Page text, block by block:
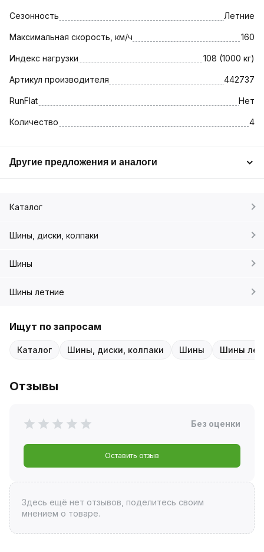
Сезонность Летние
Максимальная скорость, км/ч 160
Индекс нагрузки 108 (1000 кг)
Артикул производителя 442737
RunFlat Нет
Количество 4
Другие предложения и аналоги
Каталог
Шины, диски, колпаки
Шины
Шины летние
Ищут по запросам
Каталог Шины, диски, колпаки Шины Шины
Отзывы
Без оценки
Оставить отзыв
Здесь ещё нет отзывов, поделитесь своим
мнением о товаре.